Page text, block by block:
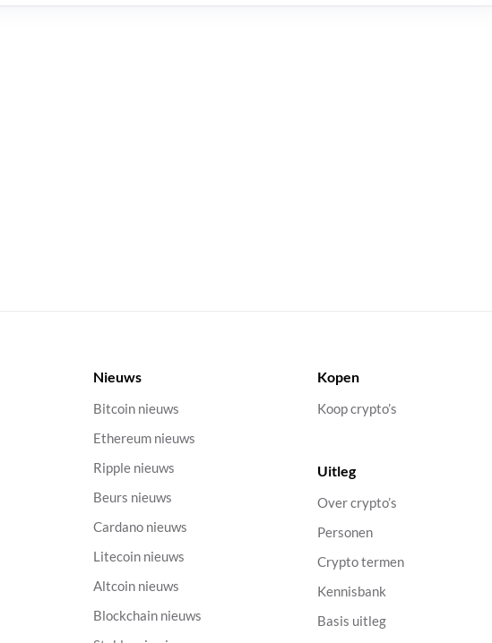
Nieuws
Bitcoin nieuws
Ethereum nieuws
Ripple nieuws
Beurs nieuws
Cardano nieuws
Litecoin nieuws
Altcoin nieuws
Blockchain nieuws
Kopen
Koop crypto’s
Uitleg
Over crypto’s
Personen
Crypto termen
Kennisbank
Basis uitleg